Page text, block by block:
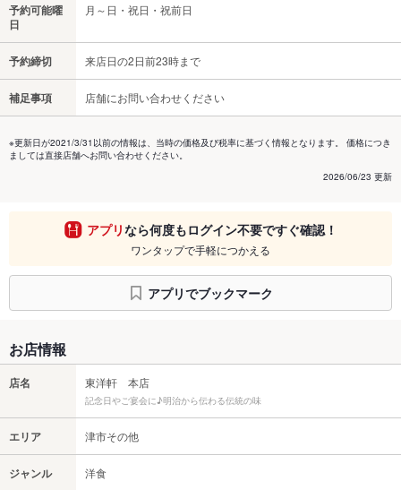
予約可能曜
日
月～日・祝日・祝前日
予約締切 来店日の2日前23時まで
補足事項 店舗にお問い合わせください
※更新日が2021/3/31以前の情報は、当時の価格及び税率に基づく情報となります。 価格につき
ましては直接店舗へお問い合わせください。
2026/06/23 更新
アプリなら何度もログイン不要ですぐ確認！
ワンタップで手軽につかえる
アプリでブックマーク
お店情報
店名 東洋軒 本店
記念日やご宴会に♪明治から伝わる伝統の味
エリア 津市その他
ジャンル 洋食